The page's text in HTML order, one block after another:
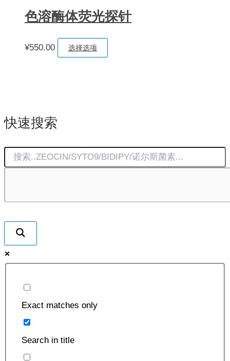
快速搜索
Exact matches only
Search in title
色溶酶体荧光探针
¥550.00 选择选项
体。